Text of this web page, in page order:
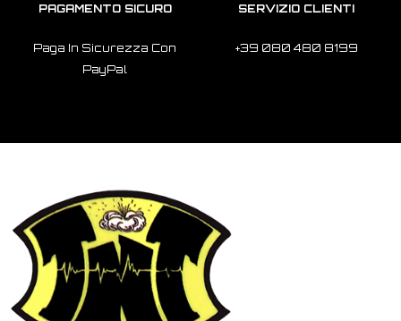
PAGAMENTO SICURO
Paga In Sicurezza Con
PayPal
SERVIZIO CLIENTI
+39 080 480 8199